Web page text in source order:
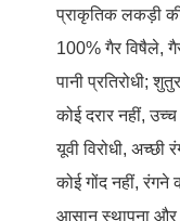
प्राकृतिक लकड़ी
100% गैर विषैले,
पानी प्रतिरोधी;
कोई दरार नहीं,
यूवी विरोधी, अच्छी
कोई गोंद नहीं,
आसान स्थापना